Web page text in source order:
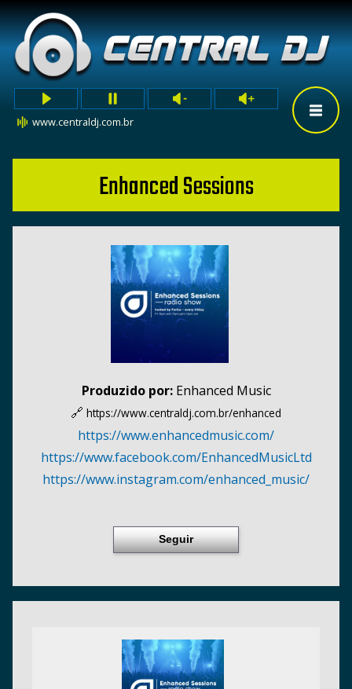
www.centraldj.com.br
Enhanced Sessions
Produzido por:Enhanced Music
🔗 https://www.centraldj.com.br/enhanced
https://www.enhancedmusic.com/
https://www.facebook.com/EnhancedMusicLtd
https://www.instagram.com/enhanced_music/
Seguir